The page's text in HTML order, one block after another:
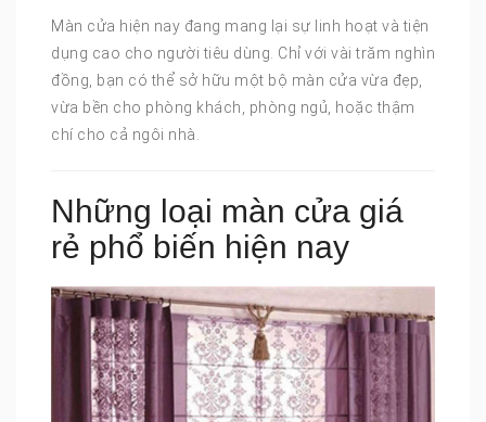
Màn cửa hiện nay đang mang lại sự linh hoạt và tiện
dụng cao cho người tiêu dùng. Chỉ với vài trăm nghìn
đồng, bạn có thể sở hữu một bộ màn cửa vừa đẹp,
vừa bền cho phòng khách, phòng ngủ, hoặc thậm
chí cho cả ngôi nhà.
Những loại màn cửa giá
rẻ phổ biến hiện nay